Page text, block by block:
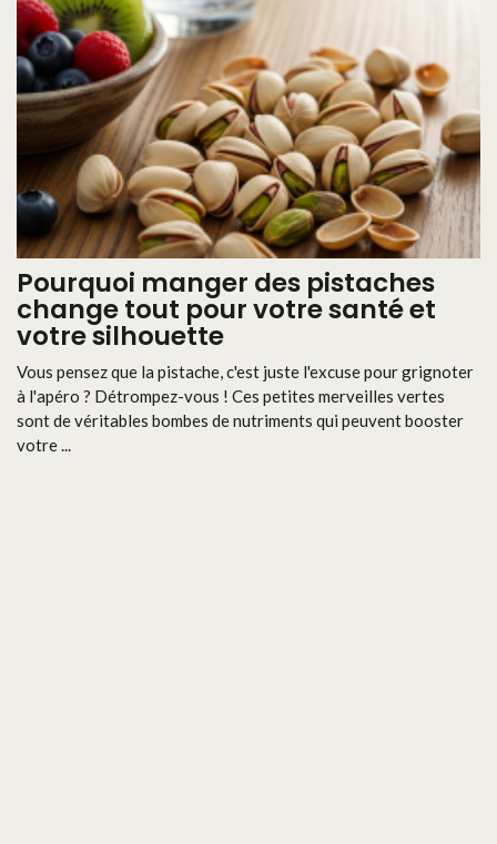
Pourquoi manger des pistaches
change tout pour votre santé et
votre silhouette
Vous pensez que la pistache, c'est juste l'excuse pour grignoter
à l'apéro ? Détrompez-vous ! Ces petites merveilles vertes
sont de véritables bombes de nutriments qui peuvent booster
votre ...